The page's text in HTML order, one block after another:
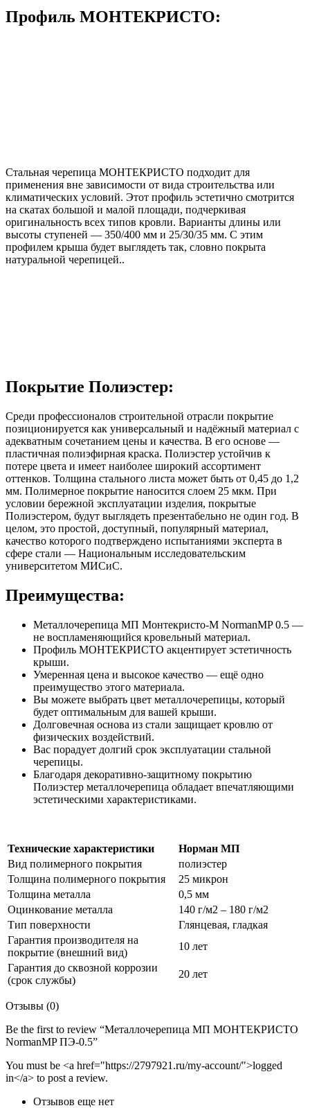
Профиль МОНТЕКРИСТО:
Стальная черепица МОНТЕКРИСТО подходит для
применения вне зависимости от вида строительства или
климатических условий. Этот профиль эстетично смотрится
на скатах большой и малой площади, подчеркивая
оригинальность всех типов кровли. Варианты длины или
высоты ступеней ― 350/400 мм и 25/30/35 мм. С этим
профилем крыша будет выглядеть так, словно покрыта
натуральной черепицей..
Покрытие Полиэстер:
Среди профессионалов строительной отрасли покрытие
позиционируется как универсальный и надёжный материал с
адекватным сочетанием цены и качества. В его основе —
пластичная полиэфирная краска. Полиэстер устойчив к
потере цвета и имеет наиболее широкий ассортимент
оттенков. Толщина стального листа может быть от 0,45 до 1,2
мм. Полимерное покрытие наносится слоем 25 мкм. При
условии бережной эксплуатации изделия, покрытые
Полиэстером, будут выглядеть презентабельно не один год. В
целом, это простой, доступный, популярный материал,
качество которого подтверждено испытаниями эксперта в
сфере стали — Национальным исследовательским
университетом МИСиС.
Преимущества:
Металлочерепица МП Монтекристо-M NormanMP 0.5 —
не воспламеняющийся кровельный материал.
Профиль МОНТЕКРИСТО акцентирует эстетичность
крыши.
Умеренная цена и высокое качество — ещё одно
преимущество этого материала.
Вы можете выбрать цвет металлочерепицы, который
будет оптимальным для вашей крыши.
Долговечная основа из стали защищает кровлю от
физических воздействий.
Вас порадует долгий срок эксплуатации стальной
черепицы.
Благодаря декоративно-защитному покрытию
Полиэстер металлочерепица обладает впечатляющими
эстетическими характеристиками.
Технические характеристики
Норман МП
Вид полимерного покрытия
полиэстер
Толщина полимерного покрытия
25 микрон
Толщина металла
0,5 мм
Оцинкование металла
140 г/м2 – 180 г/м2
Тип поверхности
Глянцевая, гладкая
Гарантия производителя на
покрытие (внешний вид)
10 лет
Гарантия до сквозной коррозии
(срок службы)
20 лет
Отзывы (0)
Be the first to review “Металлочерепица МП МОНТЕКРИСТО
NormanMP ПЭ-0.5”
You must be <a href="https://2797921.ru/my-account/">logged
in</a> to post a review.
Отзывов еще нет